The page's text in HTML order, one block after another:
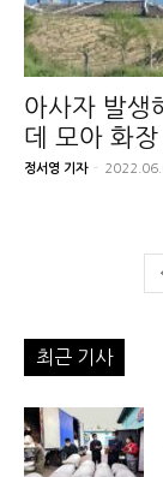
아사자 발생
데 모아 화장
정서영 기자 -
최근 기사